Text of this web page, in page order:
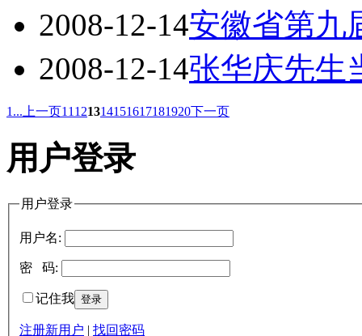
2008-12-14安徽省第九
2008-12-14张华庆先生
1... 上一页11 121314151617181920下一页
用户登录
用户登录
用户名:
密 码:
记住我
注册新用户 | 找回密码